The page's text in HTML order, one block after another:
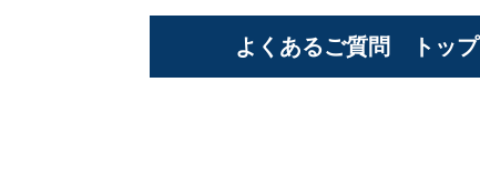
よくあるご質問 トップ